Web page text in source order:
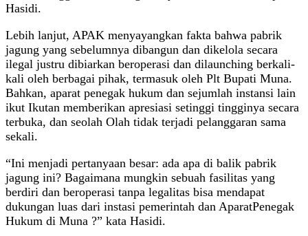
Hasidi.
Lebih lanjut, APAK menyayangkan fakta bahwa pabrik
jagung yang sebelumnya dibangun dan dikelola secara
ilegal justru dibiarkan beroperasi dan dilaunching berkali-
kali oleh berbagai pihak, termasuk oleh Plt Bupati Muna.
Bahkan, aparat penegak hukum dan sejumlah instansi lain
ikut Ikutan memberikan apresiasi setinggi tingginya secara
terbuka, dan seolah Olah tidak terjadi pelanggaran sama
sekali.
“Ini menjadi pertanyaan besar: ada apa di balik pabrik
jagung ini? Bagaimana mungkin sebuah fasilitas yang
berdiri dan beroperasi tanpa legalitas bisa mendapat
dukungan luas dari instasi pemerintah dan AparatPenegak
Hukum di Muna ?” kata Hasidi.